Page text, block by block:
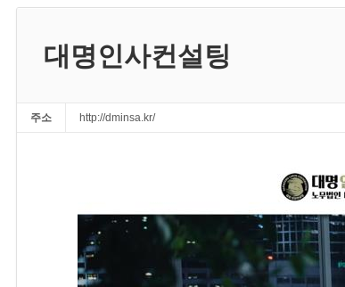
대명인사컨설팅
주소 http://dminsa.kr/